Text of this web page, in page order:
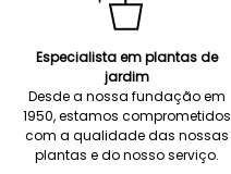
Especialista em plantas de
jardim
Desde a nossa fundação em
1950, estamos comprometidos
com a qualidade das nossas
plantas e do nosso serviço.